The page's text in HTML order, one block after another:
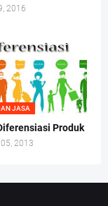
2016
JASA
Produk
2013